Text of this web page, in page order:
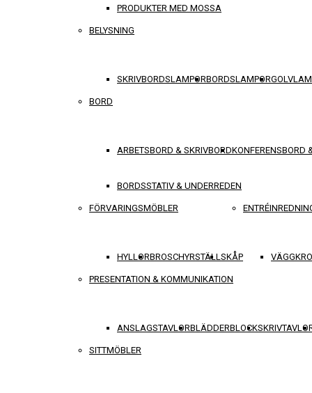
PRODUKTER MED MOSSA
BELYSNING
SKRIVBORDSLAMPORBORDSLAMPOR
BORD
ARBETSBORD & SKRIVBORDKONFERENSBORD
BORDSSTATIV & UNDERREDEN
FÖRVARINGSMÖBLER
HYLLORBROSCHYRSTÄLLSKÅP
PRESENTATION & KOMMUNIKATION
ANSLAGSTAVLORBLÄDDERBLOCK
SITTMÖBLER